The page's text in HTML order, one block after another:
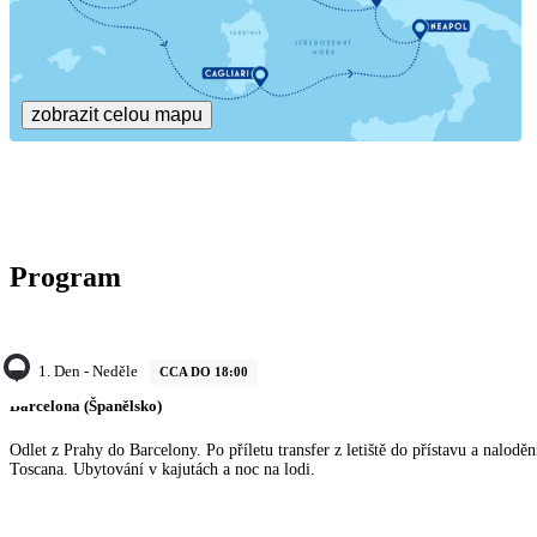
zobrazit celou mapu
Program
1. Den - Neděle CCA DO 18:00
Barcelona (Španělsko)
Odlet z Prahy do Barcelony. Po příletu transfer z letiště do přístavu a
Toscana. Ubytování v kajutách a noc na lodi.